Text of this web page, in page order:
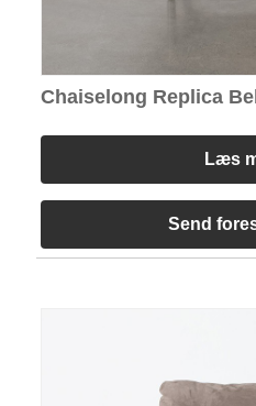
Chaiselong Replica
Læs
Send